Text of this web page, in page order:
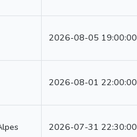
2026-08-05 19:00:00
2026-08-01 22:00:00
2026-07-31 22:30:00